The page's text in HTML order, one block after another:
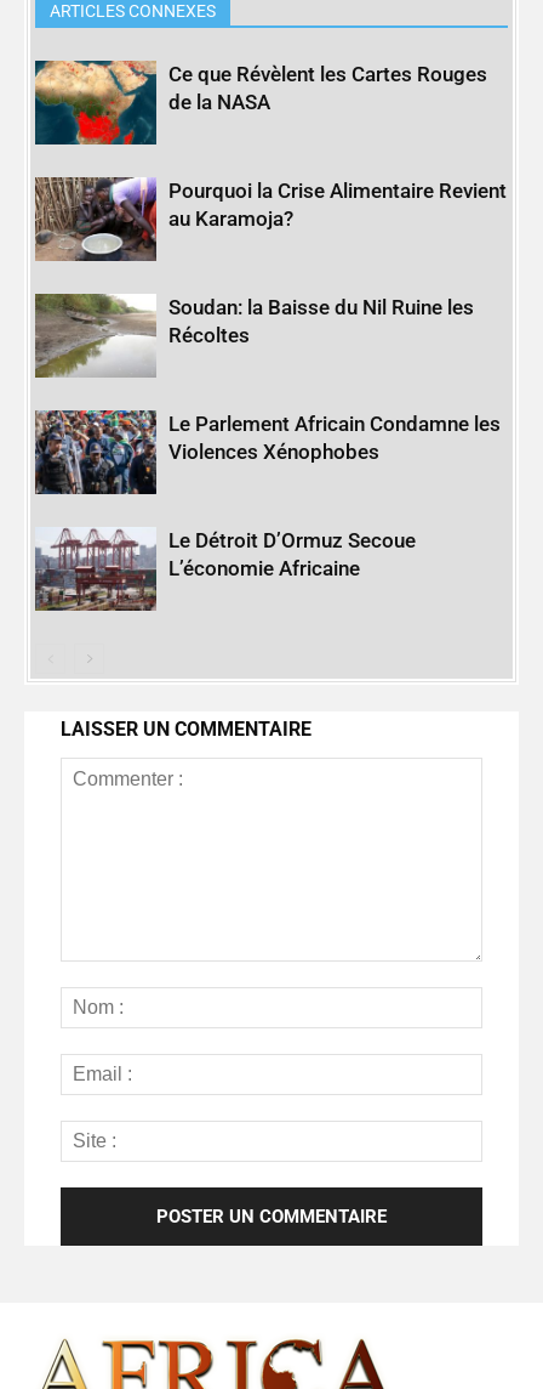
ARTICLES CONNEXES
Ce que Révèlent les Cartes Rouges
de la NASA
Pourquoi la Crise Alimentaire Revient
au Karamoja?
Soudan: la Baisse du Nil Ruine les
Récoltes
Le Parlement Africain Condamne les
Violences Xénophobes
Le Détroit D’Ormuz Secoue
L’économie Africaine
LAISSER UN COMMENTAIRE